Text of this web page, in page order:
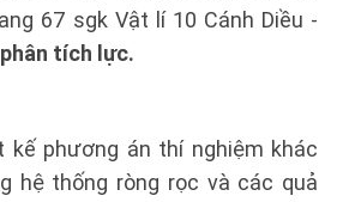
67 sgk Vật lí 10 Cánh Diều -
tích lực.
kế phương án thí nghiệm khác
hệ thống ròng rọc và các quả